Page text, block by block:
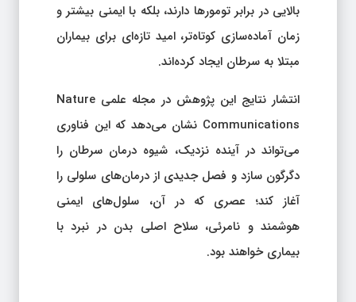
بالایی در برابر تومورها دارند، بلکه با ایمنی بیشتر و
زمان آماده‌سازی کوتاه‌تر، امید تازه‌ای برای بیماران
مبتلا به سرطان ایجاد کرده‌اند.
انتشار نتایج این پژوهش در مجله علمی Nature
Communications نشان می‌دهد که این فناوری
می‌تواند در آینده نزدیک، شیوه درمان سرطان را
دگرگون سازد و فصل جدیدی از درمان‌های سلولی را
آغاز کند؛ عصری که در آن، سلول‌های ایمنی
هوشمند و نامرئی، سلاح اصلی بدن در نبرد با
بیماری خواهند بود.